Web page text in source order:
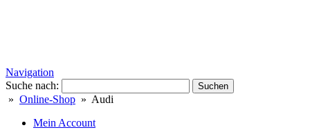
Navigation
Suche nach:
» Online-Shop » Audi
Mein Account